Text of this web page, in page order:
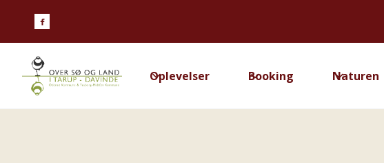

Oplevelser Booking Naturen